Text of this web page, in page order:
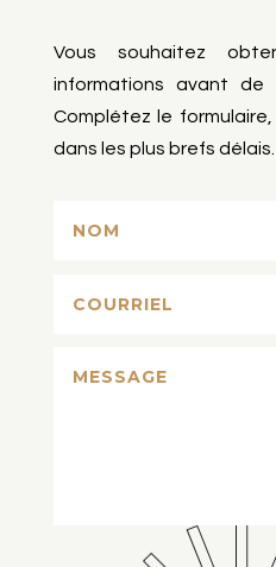
Vous souhaitez
informations avant de
Complétez le
dans les plus brefs délais.